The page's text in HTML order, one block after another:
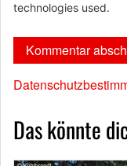
technologies used.
Das könnte